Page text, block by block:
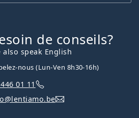
de conseils?
also speak English
nous (Lun-Ven 8h30-16h)
01 11